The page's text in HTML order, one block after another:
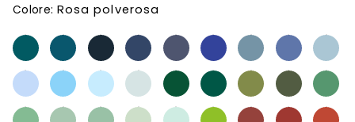
Colore:Rosa polverosa